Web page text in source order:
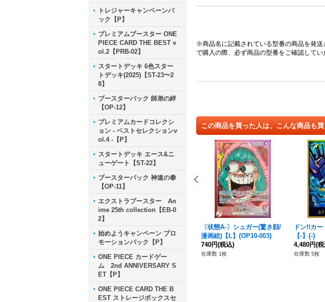
トレジャーキャンペーンパ
ック【P】
プレミアムブースター ONE
PIECE CARD THE BEST v
ol.2【PRB-02】
スタートデッキ 6色スター
トデッキ(2025)【ST-23〜2
8】
ブースターパック 師弟の絆
【OP-12】
プレミアムカードコレクシ
ョン - ベストセレクションv
ol.4 -【P】
スタートデッキ エース&ニ
ューゲート【ST-22】
ブースターパック 神速の拳
【OP-11】
エクストラブースター An
ime 25th collection【EB-0
2】
始めようキャンペーン プロ
モーションパック【P】
ONE PIECE カードゲー
ム 2nd ANNIVERSARY S
ET【P】
ONE PIECE CARD THE B
EST ストレージボックスセ
※商品名に記載されている型番の商品を発
で購入の際、必ず商品の型番をご確認してい
この商品を買った人は、こんな商品も
〔状態A-〕シュガー(驚き顔/
漫画絵)【L】{OP10-003}
740円(税込)
在庫数 1枚
ドン!!カ
【-】{-}
4,480円(
在庫数 5枚